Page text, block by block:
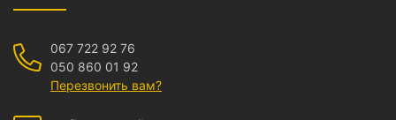
067 722 92 76
050 860 01 92
Перезвонить вам?